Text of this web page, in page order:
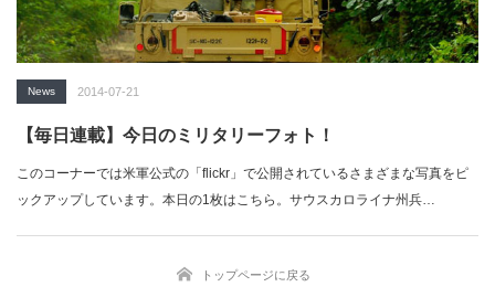
News 2014-07-21
【毎日連載】今日のミリタリーフォト！
このコーナーでは米軍公式の「flickr」で公開されているさまざまな写真をピ
ックアップしています。本日の1枚はこちら。サウスカロライナ州兵…
トップページに戻る